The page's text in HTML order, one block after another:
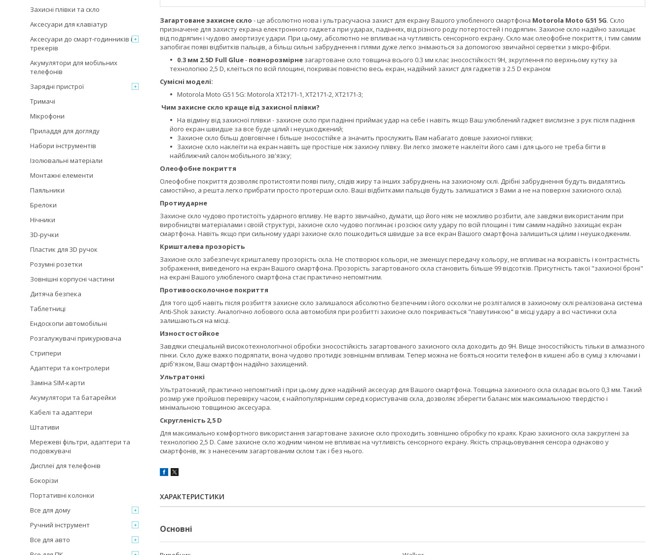
Загартоване захисне скло - це абсолютно нова і ультрасучасна захист для екрану Вашого улюбленого смартфона Motorola Moto G51 5G. Скло
призначене для захисту екрана електронного гаджета при ударах, падіннях, від різного роду потертостей і подряпин. Захисне скло надійно захищає
від подряпин і чудово амортизує удари. При цьому, абсолютно не впливає на чутливість сенсорного екрану. Скло має олеофобне покриття, і тим самим
запобігає появі відбитків пальців, а більш сильні забруднення і плями дуже легко знімаються за допомогою звичайної серветки з мікро-фібри.
0.3 мм 2.5D Full Glue- повнорозмірне загартоване скло товщина всього 0.3 мм клас зносостійкості 9H, зкруглення по верхньому кутку за
технологією 2,5 D, клеїться по всій площині, покриває повністю весь екран, надійний захист для гаджетів з 2.5 D екраном
Сумісні моделі:
Motorola Moto G51 5G: Motorola XT2171-1, XT2171-2, XT2171-3;
Чим захисне скло краще від захисної плівки?
На відміну від захисної плівки - захисне скло при падінні приймає удар на себе і навіть якщо Ваш улюблений гаджет вислизне з рук після падіння
його екран швидше за все буде цілий і неушкоджений;
Захисне скло більш довговічне і більше зносостійке а значить прослужить Вам набагато довше захисної плівки;
Захисне скло наклеїти на екран навіть ще простіше ніж захисну плівку. Ви легко зможете наклеїти його самі і для цього не треба бігти в
найближчий салон мобільного зв'язку;
Олеофобне покриття
Олеофобне покриття дозволяє протистояти появі пилу, слідів жиру та інших забруднень на захисному склі. Дрібні забруднення будуть видалятись
самостійно, а решта легко прибрати просто протерши скло. Ваші відбитками пальців будуть залишатися з Вами а не на поверхні захисного скла).
Протиударне
Захисне скло чудово протистоїть ударного впливу. Не варто звичайно, думати, що його ніяк не можливо розбити, але завдяки використаним при
виробництві матеріалами і своїй структурі, захисне скло чудово поглинає і розсіює силу удару по всій площині і тим самим надійно захищає екран
смартфона. Навіть якщо при сильному ударі захисне скло пошкодиться швидше за все екран Вашого смартфона залишиться цілим і неушкодженим.
Кришталева прозорість
Захисне скло забезпечує кришталеву прозорість скла. Не спотворює кольори, не зменшує передачу кольору, не впливає на яскравість і контрастність
зображення, виведеного на екран Вашого смартфона. Прозорість загартованого скла становить більше 99 відсотків. Присутність такої "захисної броні"
на екрані Вашого улюбленого смартфона стає практично непомітним.
Противоосколочное покриття
Для того щоб навіть після розбиття захисне скло залишалося абсолютно безпечним і його осколки не розліталися в захисному склі реалізована система
Anti-Shok захисту. Аналогічно лобового скла автомобіля при розбитті захисне скло покривається "павутинкою" в місці удару а всі частинки скла
залишаються на місці.
Изностостойкое
Завдяки спеціальній високотехнологічної обробки зносостійкість загартованого захисного скла доходить до 9H. Вище зносостійкість тільки в алмазного
пінки. Скло дуже важко подряпати, вона чудово протидіє зовнішнім впливам. Тепер можна не бояться носити телефон в кишені або в сумці з ключами і
дріб'язком, Ваш смартфон надійно захищений.
Ультратонкі
Ультратонкий, практично непомітний і при цьому дуже надійний аксесуар для Вашого смартфона. Товщина захисного скла складає всього 0,3 мм. Такий
розмір уже пройшов перевірку часом, є найпопулярнішим серед користувачів скла, дозволяє зберегти баланс між максимальною твердістю і
мінімальною товщиною аксесуара.
Скругленість 2,5 D
Для максимально комфортного використання загартоване захисне скло проходить зовнішню обробку по краях. Краю захисного скла закруглені за
технологією 2,5 D. Саме захисне скло жодним чином не впливає на чутливість сенсорного екрану. Якість спрацьовування сенсора однаково у
смартфонів, як з нанесеним загартованим склом так і без нього.
ХАРАКТЕРИСТИКИ
Основні
Захисні плівки та скло
Аксесуари для клавіатур
Аксесуари до смарт-годинників і
трекерів
Акумулятори для мобільних
телефонів
Зарядні пристрої
Тримачі
Мікрофони
Приладдя для догляду
Набори інструментів
Ізолювальні матеріали
Монтажні елементи
Паяльники
Брелоки
Нічники
3D-ручки
Пластик для 3D ручок
Розумні розетки
Зовнішні корпусні частини
Дитяча безпека
Таблетниці
Ендоскопи автомобільні
Розгалужувачі прикурювача
Стрипери
Адаптери та контролери
Заміна SIM-карти
Акумулятори та батарейки
Кабелі та адаптери
Штативи
Мережеві фільтри, адаптери та
подовжувачі
Дисплеї для телефонів
Бокорізи
Портативні колонки
Все для дому
Ручний інструмент
Все для авто